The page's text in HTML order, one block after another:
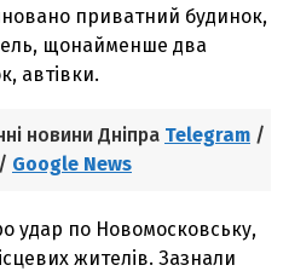
приватний будинок,
щонайменше два
автівки.
новини Дніпра Telegram /
/ Google News
удар по Новомосковську,
жителів. Зазнали